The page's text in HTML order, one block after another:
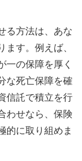
る方法は、あな
す。例えば、
一の保障を厚く
な死亡保障を確
信託で積立を行
わせなら、保険
的に取り組めま